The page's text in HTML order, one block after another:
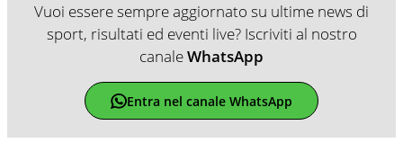
Vuoi essere sempre aggiornato su ultime news di
sport, risultati ed eventi live? Iscriviti al nostro
canaleWhatsApp
Entra nel canale WhatsApp